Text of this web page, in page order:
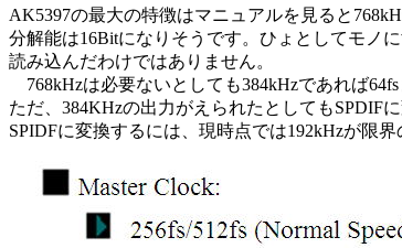
AK5397の最大の特徴はマニュアルを見ると
分解能は16Bitになりそうです。ひょとしてモノ
読み込んだわけではありません。
768kHzは必要ないとしても384kHzであれば
ただ、384KHzの出力がえられたとしてもSPDIF
SPIDFに変換するには、現時点では192kHzが限界